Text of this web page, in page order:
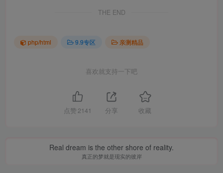
THE END
php/html 9.9专区 亲测精品
喜欢就支持一下吧
点赞 2141 分享 收藏
Real dream is the other shore of reality.
真正的梦就是现实的彼岸